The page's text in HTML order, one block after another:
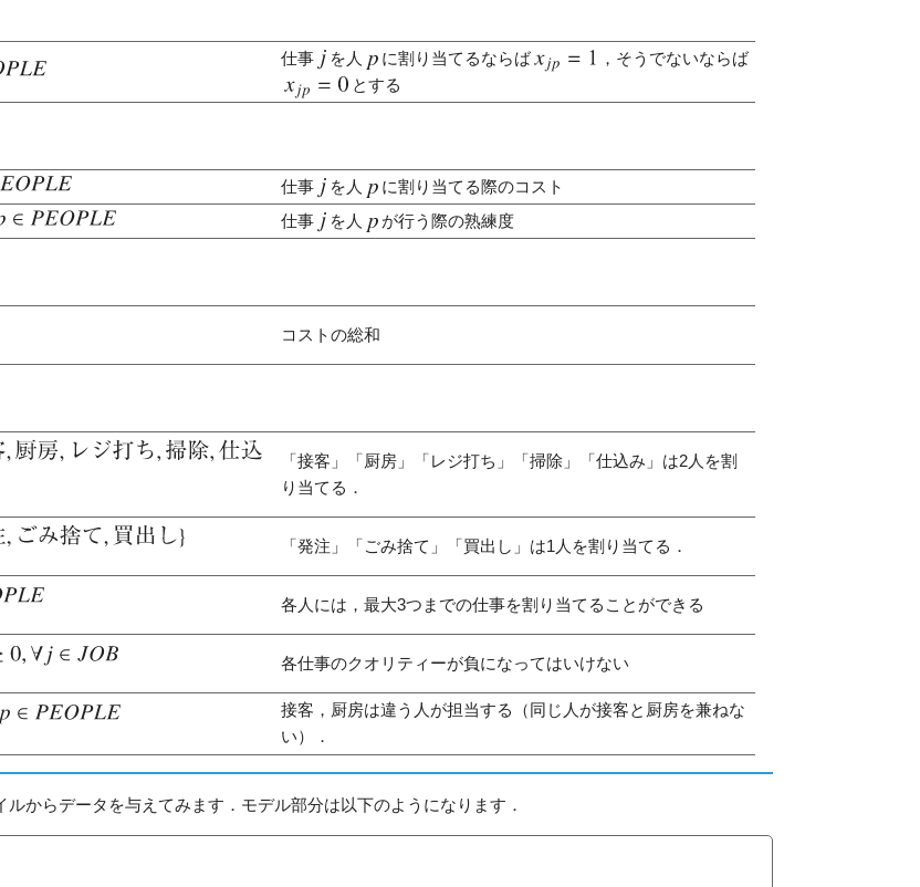
仕事
を人 に割り当てるならば
，そうでないならば
とする
仕事
を人
に割り当てる際のコスト
仕事
を人 が行う際の熟練度
コストの総和
「接客」「厨房」「レジ打ち」「掃除」「仕込み」は2人を割
り当てる．
「発注」「ごみ捨て」「買出し」は1人を割り当てる．
各人には，最大3つまでの仕事を割り当てることができる
各仕事のクオリティーが負になってはいけない
接客，厨房は違う人が担当する（同じ人が接客と厨房を兼ねな
い）．
からデータを与えてみます．モデル部分は以下のようになります．